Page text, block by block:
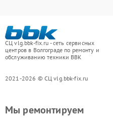
СЦ vlg.bbk-fix.ru - сеть сервисных
центров в Волгограде по ремонту и
обслуживанию техники BBK
2021-2026 © СЦ vlg.bbk-fix.ru
Мы ремонтируем